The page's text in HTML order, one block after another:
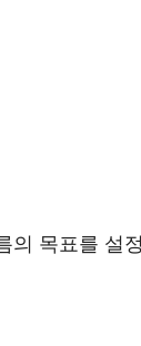
목표를 설